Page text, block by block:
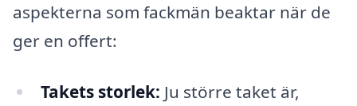
aspekterna som fackmän beaktar när de
ger en offert:
Takets storlek: Ju större taket är,